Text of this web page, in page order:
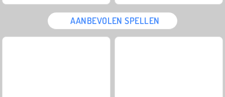
AANBEVOLEN SPELLEN